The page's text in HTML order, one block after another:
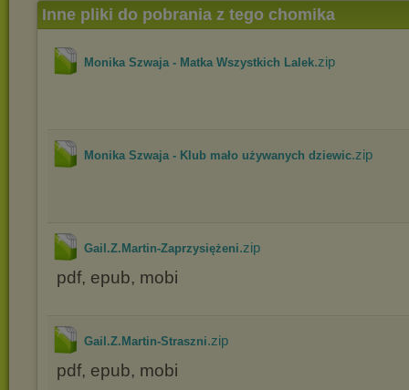
Inne pliki do pobrania z tego chomika
Monika Szwaja - Matka Wszystkich Lalek.zip
Monika Szwaja - Klub mało używanych dziewic.zip
Gail.Z.Martin-Zaprzysiężeni.zip
pdf, epub, mobi
Gail.Z.Martin-Straszni.zip
pdf, epub, mobi